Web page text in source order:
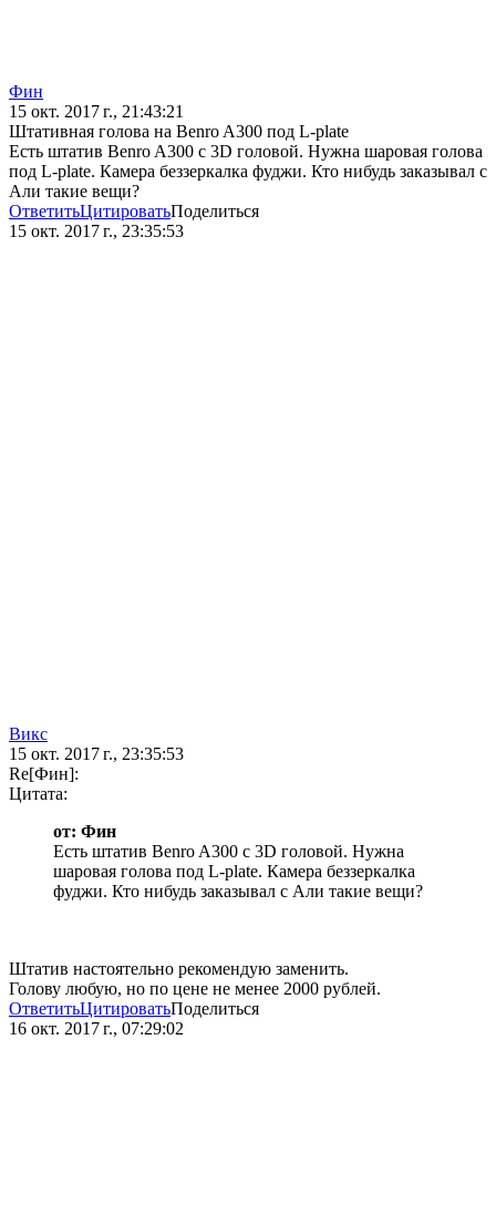
Фин
15 окт. 2017 г., 21:43:21
Штативная голова на Benro A300 под L-plate
Есть штатив Benro A300 с 3D головой. Нужна шаровая голова
под L-plate. Камера беззеркалка фуджи. Кто нибудь заказывал с
Али такие вещи?
ОтветитьЦитироватьПоделиться
15 окт. 2017 г., 23:35:53
Викс
15 окт. 2017 г., 23:35:53
Re[Фин]:
Цитата:
от: Фин
Есть штатив Benro A300 с 3D головой. Нужна
шаровая голова под L-plate. Камера беззеркалка
фуджи. Кто нибудь заказывал с Али такие вещи?
Штатив настоятельно рекомендую заменить.
Голову любую, но по цене не менее 2000 рублей.
ОтветитьЦитироватьПоделиться
16 окт. 2017 г., 07:29:02